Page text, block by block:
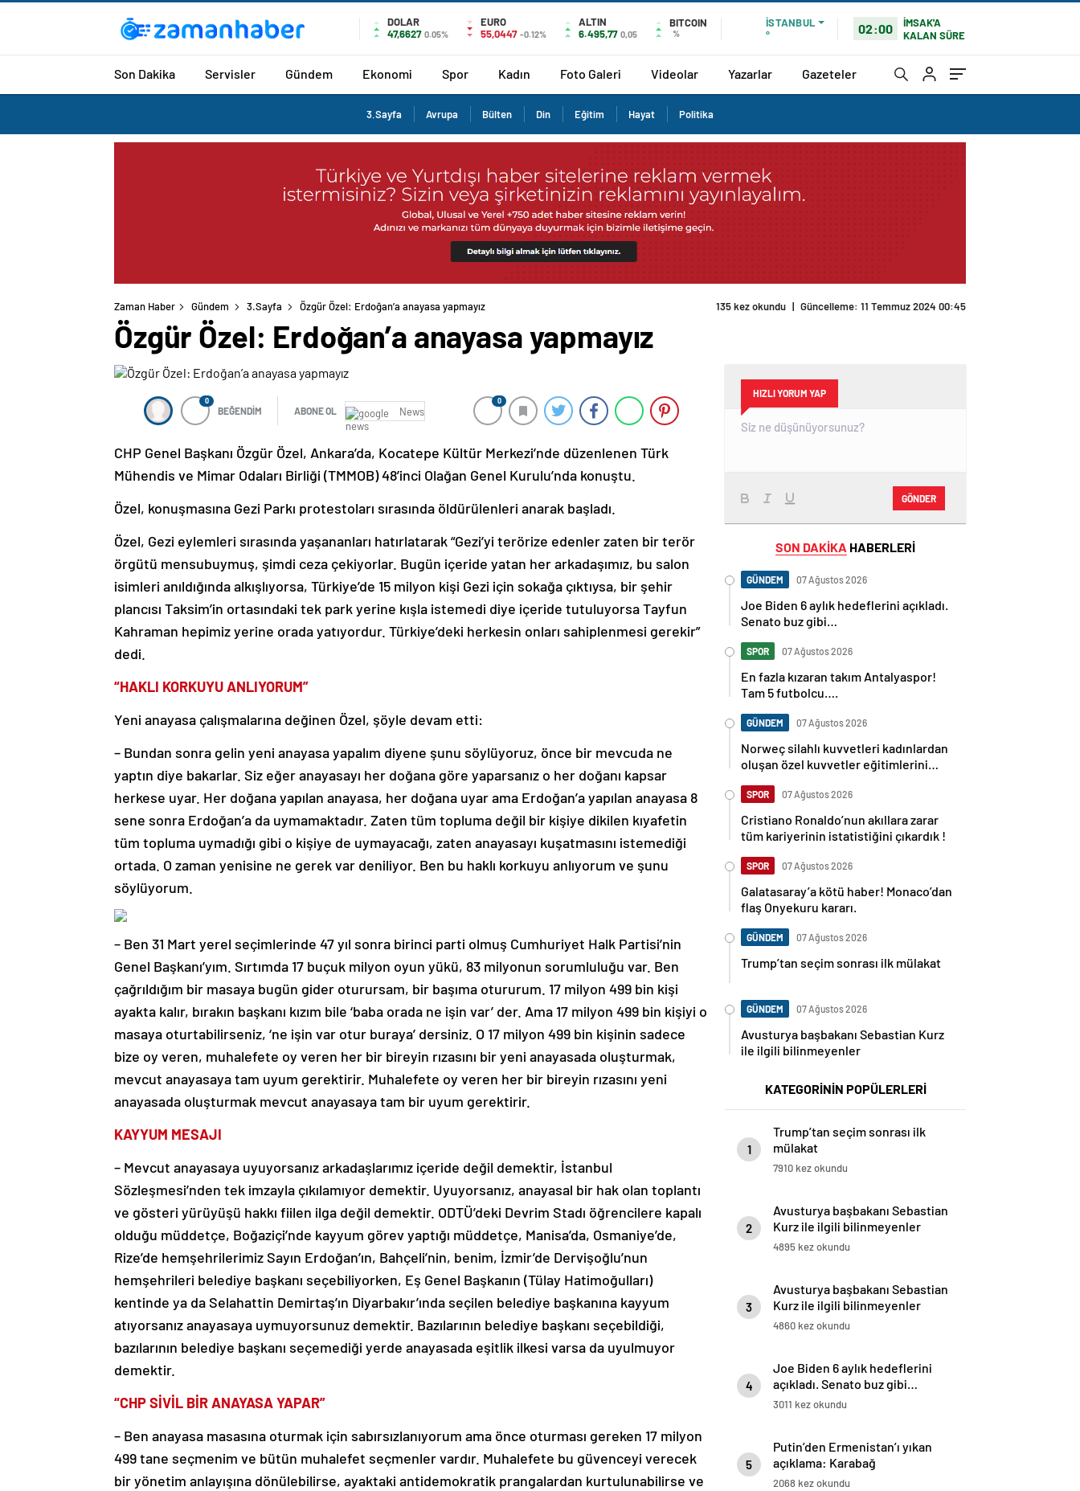
DOLAR
47,6627 0.05%
EURO
55,0447 -0.12%
ALTIN
6.495,77 0,05
BITCOIN
%
İSTANBUL
°
02:00
İMSAK'A
KALAN SÜRE
Son Dakika Servisler Gündem Ekonomi Spor Kadın Foto Galeri Videolar Yazarlar Gazeteler
3.Sayfa Avrupa Bülten Din Eğitim Hayat Politika
Zaman Haber Gündem 3.Sayfa Özgür Özel: Erdoğan’a anayasa yapmayız 135 kez okundu | Güncelleme: 11 Temmuz 2024 00:45
Özgür Özel: Erdoğan’a anayasa yapmayız
0
BEĞENDİM ABONE OL News
0
CHP Genel Başkanı Özgür Özel, Ankara’da, Kocatepe Kültür Merkezi’nde düzenlenen Türk
Mühendis ve Mimar Odaları Birliği (TMMOB) 48’inci Olağan Genel Kurulu’nda konuştu.
Özel, konuşmasına Gezi Parkı protestoları sırasında öldürülenleri anarak başladı.
Özel, Gezi eylemleri sırasında yaşananları hatırlatarak “Gezi’yi terörize edenler zaten bir terör
örgütü mensubuymuş, şimdi ceza çekiyorlar. Bugün içeride yatan her arkadaşımız, bu salon
isimleri anıldığında alkışlıyorsa, Türkiye’de 15 milyon kişi Gezi için sokağa çıktıysa, bir şehir
plancısı Taksim’in ortasındaki tek park yerine kışla istemedi diye içeride tutuluyorsa Tayfun
Kahraman hepimiz yerine orada yatıyordur. Türkiye’deki herkesin onları sahiplenmesi gerekir”
dedi.
“HAKLI KORKUYU ANLIYORUM”
Yeni anayasa çalışmalarına değinen Özel, şöyle devam etti:
– Bundan sonra gelin yeni anayasa yapalım diyene şunu söylüyoruz, önce bir mevcuda ne
yaptın diye bakarlar. Siz eğer anayasayı her doğana göre yaparsanız o her doğanı kapsar
herkese uyar. Her doğana yapılan anayasa, her doğana uyar ama Erdoğan’a yapılan anayasa 8
sene sonra Erdoğan’a da uymamaktadır. Zaten tüm topluma değil bir kişiye dikilen kıyafetin
tüm topluma uymadığı gibi o kişiye de uymayacağı, zaten anayasayı kuşatmasını istemediği
ortada. O zaman yenisine ne gerek var deniliyor. Ben bu haklı korkuyu anlıyorum ve şunu
söylüyorum.
– Ben 31 Mart yerel seçimlerinde 47 yıl sonra birinci parti olmuş Cumhuriyet Halk Partisi’nin
Genel Başkanı’yım. Sırtımda 17 buçuk milyon oyun yükü, 83 milyonun sorumluluğu var. Ben
çağrıldığım bir masaya bugün gider oturursam, bir başıma otururum. 17 milyon 499 bin kişi
ayakta kalır, bırakın başkanı kızım bile ‘baba orada ne işin var’ der. Ama 17 milyon 499 bin kişiyi o
masaya oturtabilirseniz, ‘ne işin var otur buraya’ dersiniz. O 17 milyon 499 bin kişinin sadece
bize oy veren, muhalefete oy veren her bir bireyin rızasını bir yeni anayasada oluşturmak,
mevcut anayasaya tam uyum gerektirir. Muhalefete oy veren her bir bireyin rızasını yeni
anayasada oluşturmak mevcut anayasaya tam bir uyum gerektirir.
KAYYUM MESAJI
– Mevcut anayasaya uyuyorsanız arkadaşlarımız içeride değil demektir, İstanbul
Sözleşmesi’nden tek imzayla çıkılamıyor demektir. Uyuyorsanız, anayasal bir hak olan toplantı
ve gösteri yürüyüşü hakkı fiilen ilga değil demektir. ODTÜ’deki Devrim Stadı öğrencilere kapalı
olduğu müddetçe, Boğaziçi’nde kayyum görev yaptığı müddetçe, Manisa’da, Osmaniye’de,
Rize’de hemşehrilerimiz Sayın Erdoğan’ın, Bahçeli’nin, benim, İzmir’de Dervişoğlu’nun
hemşehrileri belediye başkanı seçebiliyorken, Eş Genel Başkanın (Tülay Hatimoğulları)
kentinde ya da Selahattin Demirtaş’ın Diyarbakır’ında seçilen belediye başkanına kayyum
atıyorsanız anayasaya uymuyorsunuz demektir. Bazılarının belediye başkanı seçebildiği,
bazılarının belediye başkanı seçemediği yerde anayasada eşitlik ilkesi varsa da uyulmuyor
demektir.
“CHP SİVİL BİR ANAYASA YAPAR”
– Ben anayasa masasına oturmak için sabırsızlanıyorum ama önce oturması gereken 17 milyon
499 tane seçmenim ve bütün muhalefet seçmenler vardır. Muhalefete bu güvenceyi verecek
bir yönetim anlayışına dönülebilirse, ayaktaki antidemokratik prangalardan kurtulunabilirse ve
HIZLI YORUM YAP
GÖNDER
SON DAKİKA HABERLERİ
GÜNDEM 07 Ağustos 2026
Joe Biden 6 aylık hedeflerini açıkladı.
Senato buz gibi…
SPOR 07 Ağustos 2026
En fazla kızaran takım Antalyaspor!
Tam 5 futbolcu….
GÜNDEM 07 Ağustos 2026
Norweç silahlı kuvvetleri kadınlardan
oluşan özel kuvvetler eğitimlerini
SPOR 07 Ağustos 2026
Cristiano Ronaldo’nun akıllara zarar
tüm kariyerinin istatistiğini çıkardık !
SPOR 07 Ağustos 2026
Galatasaray’a kötü haber! Monaco’dan
flaş Onyekuru kararı.
GÜNDEM 07 Ağustos 2026
Trump’tan seçim sonrası ilk mülakat
GÜNDEM 07 Ağustos 2026
Avusturya başbakanı Sebastian Kurz
ile ilgili bilinmeyenler
KATEGORİNİN POPÜLERLERİ
1
Trump’tan seçim sonrası ilk
mülakat
7910 kez okundu
2
Avusturya başbakanı Sebastian
Kurz ile ilgili bilinmeyenler
4895 kez okundu
3
Avusturya başbakanı Sebastian
Kurz ile ilgili bilinmeyenler
4860 kez okundu
4
Joe Biden 6 aylık hedeflerini
açıkladı. Senato buz gibi…
3011 kez okundu
5
Putin’den Ermenistan’ı yıkan
açıklama: Karabağ
Azerbaycan’ın ayrılmaz bir
2068 kez okundu